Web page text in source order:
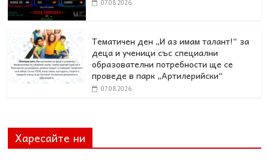
07.08.2026
Тематичен ден „И аз имам талант!“ за
деца и ученици със специални
образователни потребности ще се
проведе в парк „Артилерийски“
07.08.2026
Харесайте ни